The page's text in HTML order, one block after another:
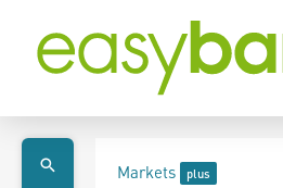
Markets